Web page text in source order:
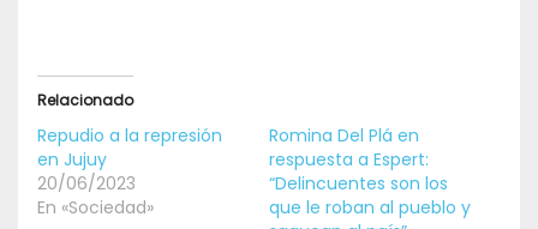
Relacionado
Repudio a la represión
en Jujuy
20/06/2023
En «Sociedad»
Romina Del Plá en
respuesta a Espert:
“Delincuentes son los
que le roban al pueblo y